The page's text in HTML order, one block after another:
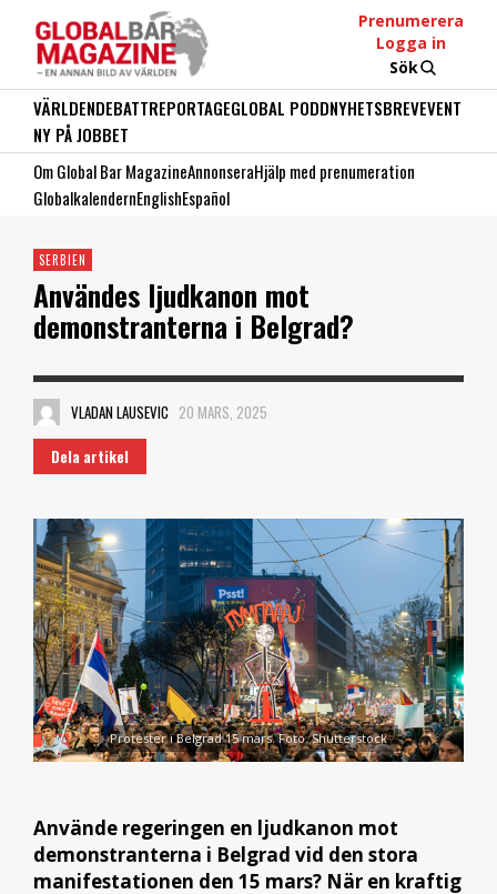
Prenumerera
Logga in
Sök
VÄRLDENDEBATTREPORTAGEGLOBAL PODDNYHETSBREVEVENT
NY PÅ JOBBET
Om Global Bar MagazineAnnonseraHjälp med prenumeration
GlobalkalendernEnglishEspañol
SERBIEN
Användes ljudkanon mot
demonstranterna i Belgrad?
VLADAN LAUSEVIC 20 MARS, 2025
Dela artikel
Protester i Belgrad 15 mars. Foto. Shutterstock
Använde regeringen en ljudkanon mot
demonstranterna i Belgrad vid den stora
manifestationen den 15 mars? När en kraftig